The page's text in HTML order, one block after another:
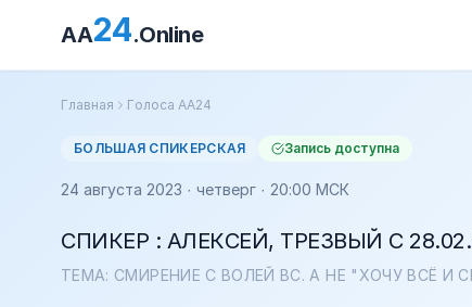
AA24.Online
Главная Голоса АА24
БОЛЬШАЯ СПИКЕРСКАЯ Запись доступна
24 августа 2023 · четверг · 20:00 МСК
СПИКЕР : АЛЕКСЕЙ, ТРЕЗВЫЙ С
ТЕМА: СМИРЕНИЕ С ВОЛЕЙ ВС. А НЕ "ХОЧУ ВСЁ И